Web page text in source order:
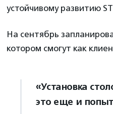
устойчивому развитию
На сентябрь
котором смогут как
«Установка
это еще и